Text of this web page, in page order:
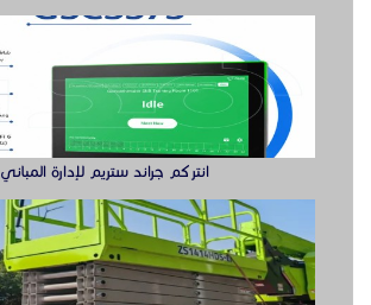
انتركم جراند ستريم لإدارة المباني